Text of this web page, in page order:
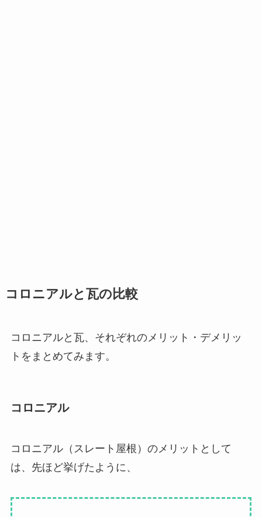
コロニアルと瓦の比較
コロニアルと瓦、それぞれのメリット・デメリッ
トをまとめてみます。
コロニアル
コロニアル（スレート屋根）のメリットとして
は、先ほど挙げたように、